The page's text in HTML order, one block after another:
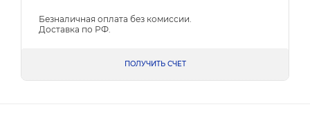
Безналичная оплата без комиссии.
Доставка по РФ.
ПОЛУЧИТЬ СЧЕТ